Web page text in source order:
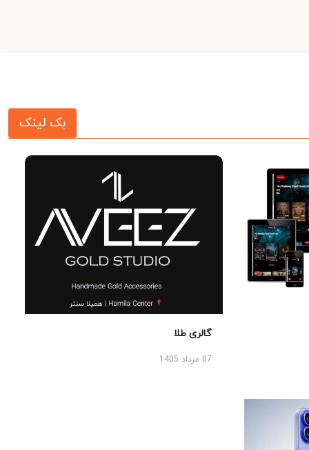
بک لینک
گالری طلا
07 مرداد 1405